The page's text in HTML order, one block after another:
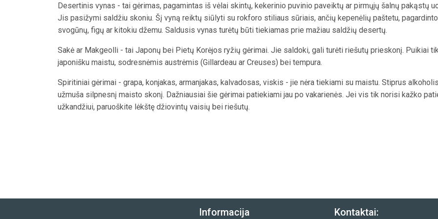
Desertinis vynas - tai gėrimas, pagamintas iš vėlai skintų, kekerinio puvinio paveiktų ar pirmųjų šalnų pakąstų
Jis pasižymi saldžiu skoniu. Šį vyną reiktų siūlyti su rokforo stiliaus sūriais, ančių kepenėlių paštetu, pagardinto
svogūnų, figų ar kitokiu džemu. Saldusis vynas turėtų būti tiekiamas prie mažiau saldžių desertų.
Sakė ar Makgeolli - tai Japonų bei Pietų Korėjos ryžių gėrimai. Jie saldoki, gali turėti riešutų prieskonį. Puikiai
japonišku maistu, sodresnėmis austrėmis (Gillardeau ar Creuses) bei tempura.
Spiritiniai gėrimai - grapa, konjakas, armanjakas, kalvadosas, viskis - jie nėra tiekiami su maistu. Stiprus alkoholis
užmuša silpnesnį maisto skonį. Dažniausiai šie gėrimai patiekiami jau po vakarienės. Jei vis tik norisi kažko
užkandžiui, paruoškite lėkštę džiovintų vaisių bei riešutų.
Informacija Kontaktai: